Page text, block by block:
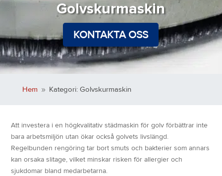
Golvskurmaskin
KONTAKTA OSS
Hem 9 Kategori: Golvskurmaskin
Att investera i en högkvalitativ städmaskin för golv förbättrar inte
bara arbetsmiljön utan ökar också golvets livslängd.
Regelbunden rengöring tar bort smuts och bakterier som annars
kan orsaka slitage, vilket minskar risken för allergier och
sjukdomar bland medarbetarna.